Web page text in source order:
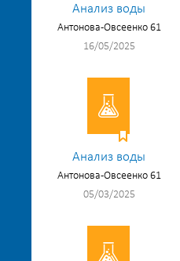
Анализ воды
Антонова-Овсеенко 61
16/05/2025
Анализ воды
Антонова-Овсеенко 61
05/03/2025